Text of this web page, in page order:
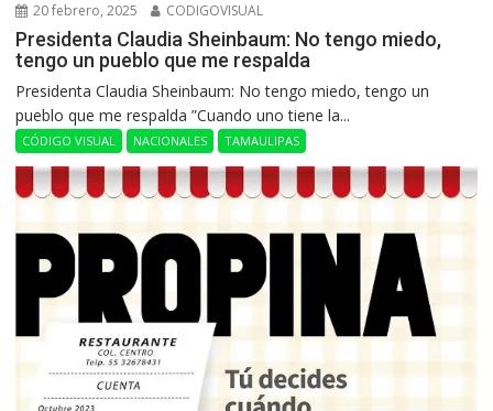
20 febrero, 2025 CODIGOVISUAL
Presidenta Claudia Sheinbaum: No tengo miedo,
tengo un pueblo que me respalda
Presidenta Claudia Sheinbaum: No tengo miedo, tengo un
pueblo que me respalda ”Cuando uno tiene la...
CÓDIGO VISUAL NACIONALES TAMAULIPAS